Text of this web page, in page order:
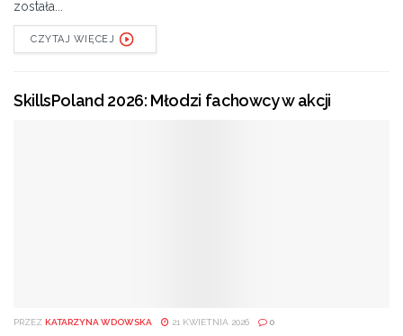
Warsztaty DJ-skie skierowane są do dzieci i
młodzieży. Wstęp wolny.
godzinie 12.00 w Pałacu Domaniowskim w Konary 8, 26-
została...
CZYTAJ WIĘCEJ
SkillsPoland 2026: Młodzi fachowcy w akcji
PRZEZ KATARZYNA WDOWSKA 21 KWIETNIA 2026 0